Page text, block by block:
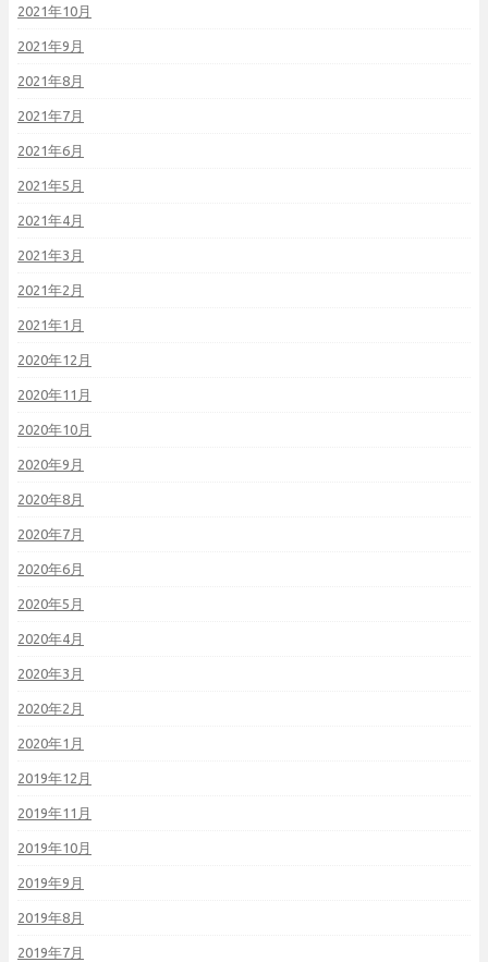
2021年10月
2021年9月
2021年8月
2021年7月
2021年6月
2021年5月
2021年4月
2021年3月
2021年2月
2021年1月
2020年12月
2020年11月
2020年10月
2020年9月
2020年8月
2020年7月
2020年6月
2020年5月
2020年4月
2020年3月
2020年2月
2020年1月
2019年12月
2019年11月
2019年10月
2019年9月
2019年8月
2019年7月